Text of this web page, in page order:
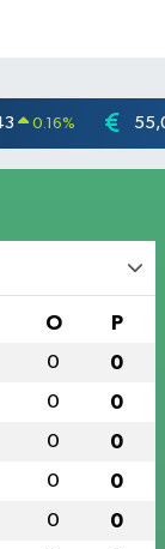
0.16%
O P
0 0
0 0
0 0
0 0
0 0